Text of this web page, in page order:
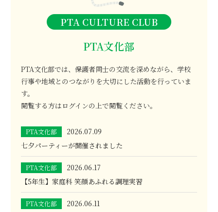
PTA CULTURE CLUB
PTA文化部
PTA文化部では、保護者同士の交流を深めながら、学校
行事や地域とのつながりを大切にした活動を行っていま
す。
閲覧する方はログインの上で閲覧ください。
PTA文化部
2026.07.09
七夕パーティーが開催されました
PTA文化部
2026.06.17
【5年生】家庭科 笑顔あふれる調理実習
PTA文化部
2026.06.11